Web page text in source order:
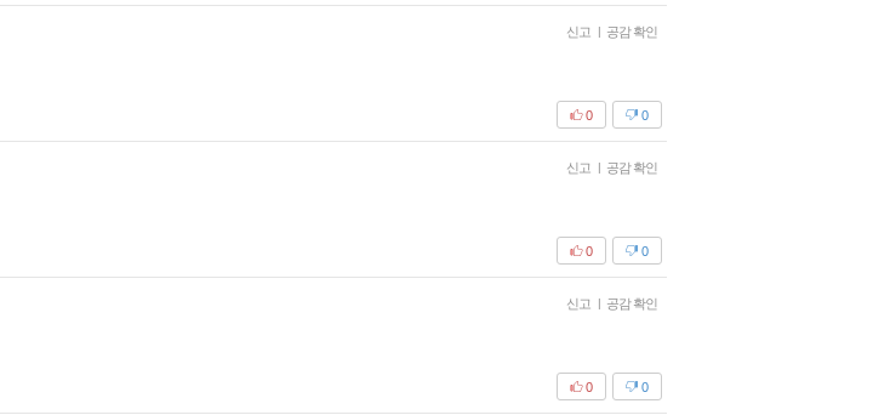
신고 공감 확인
0
0
신고 공감 확인
0
0
신고 공감 확인
0
0